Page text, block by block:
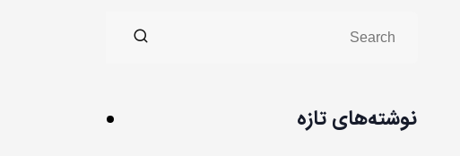
نوشته‌های تازه